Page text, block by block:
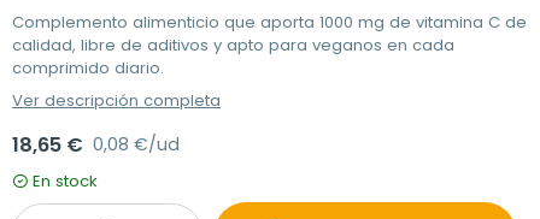
Complemento alimenticio que aporta 1000 mg de vitamina C de
calidad, libre de aditivos y apto para veganos en cada
comprimido diario.
Ver descripción completa
18,65 € 0,08 €/ud
En stock